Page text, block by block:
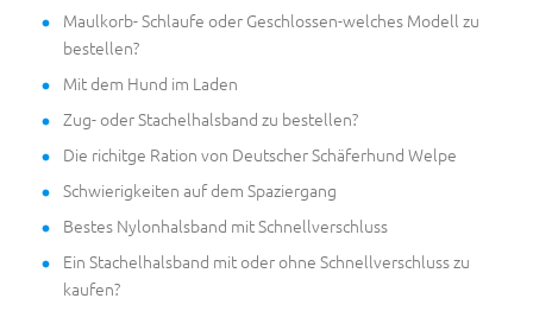
Maulkorb- Schlaufe oder Geschlossen-welches Modell zu
bestellen?
Mit dem Hund im Laden
Zug- oder Stachelhalsband zu bestellen?
Die richitge Ration von Deutscher Schäferhund Welpe
Schwierigkeiten auf dem Spaziergang
Bestes Nylonhalsband mit Schnellverschluss
Ein Stachelhalsband mit oder ohne Schnellverschluss zu
kaufen?